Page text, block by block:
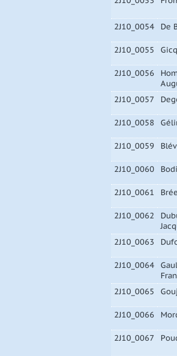
2J10_0054 De
2J10_0055
2J10_0056
2J10_0057
2J10_0058
2J10_0059
2J10_0060
2J10_0061
2J10_0062
2J10_0063
2J10_0064
2J10_0065
2J10_0066
2J10_0067